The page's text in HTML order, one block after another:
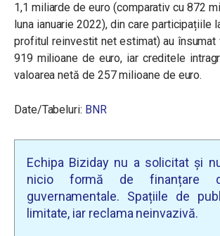
1,1 miliarde de euro (comparativ cu 872
luna ianuarie 2022), din care participațiile
profitul reinvestit net estimat) au însumat
919 milioane de euro, iar creditele
valoarea netă de 257 milioane de euro.
Date/Tabeluri: BNR
Echipa Biziday nu a solicitat și
nicio formă de finanțare
guvernamentale. Spațiile de
limitate, iar reclama neinvazivă.